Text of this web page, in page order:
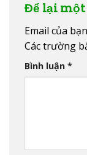
Để lại
Email của
Các trường
Bình luận *